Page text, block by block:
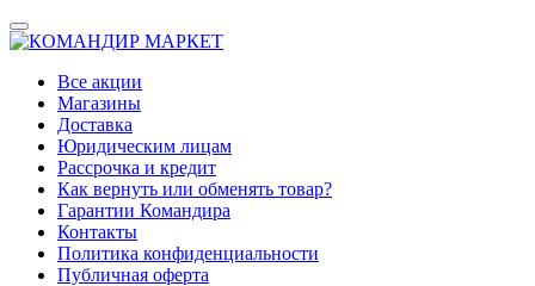
Все акции
Магазины
Доставка
Юридическим лицам
Рассрочка и кредит
Как вернуть или обменять товар?
Гарантии Командира
Контакты
Политика конфиденциальности
Публичная оферта